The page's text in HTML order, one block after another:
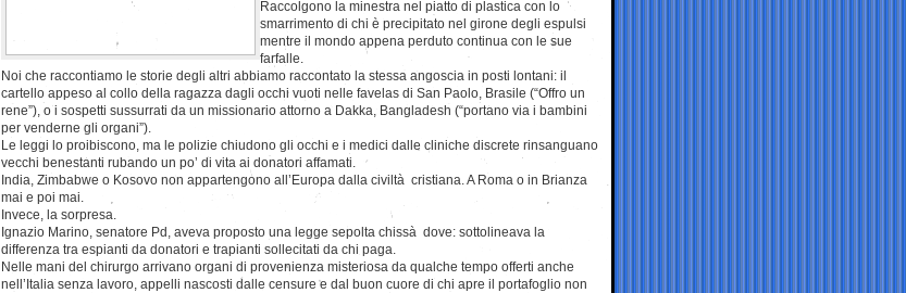
Raccolgono la minestra nel piatto di plastica con lo
smarrimento di chi è precipitato nel girone degli espulsi
mentre il mondo appena perduto continua con le sue
farfalle.
Noi che raccontiamo le storie degli altri abbiamo raccontato la stessa angoscia in posti lontani: il
cartello appeso al collo della ragazza dagli occhi vuoti nelle favelas di San Paolo, Brasile (“Offro un
rene”), o i sospetti sussurrati da un missionario attorno a Dakka, Bangladesh (“portano via i bambini
per venderne gli organi”).
Le leggi lo proibiscono, ma le polizie chiudono gli occhi e i medici dalle cliniche discrete rinsanguano
vecchi benestanti rubando un po’ di vita ai donatori affamati.
India, Zimbabwe o Kosovo non appartengono all’Europa dalla civiltà cristiana. A Roma o in Brianza
mai e poi mai.
Invece, la sorpresa.
Ignazio Marino, senatore Pd, aveva proposto una legge sepolta chissà dove: sottolineava la
differenza tra espianti da donatori e trapianti sollecitati da chi paga.
Nelle mani del chirurgo arrivano organi di provenienza misteriosa da qualche tempo offerti anche
nell’Italia senza lavoro, appelli nascosti dalle censure e dal buon cuore di chi apre il portafoglio non